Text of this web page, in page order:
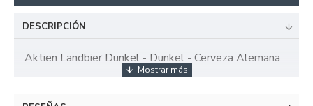
DESCRIPCIÓN
Aktien Landbier Dunkel - Dunkel - Cerveza Alemana